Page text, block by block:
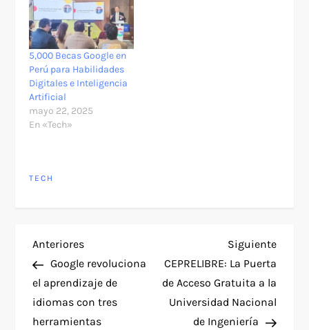
5,000 Becas Google en
Perú para Habilidades
Digitales e Inteligencia
Artificial
mayo 22, 2025
En «Tech»
TECH
N
a
v
Entrada
anterior
Anteriores
Google revoluciona
el aprendizaje de
idiomas con tres
herramientas
Siguiente
CEPRELIBRE: La Puerta
de Acceso Gratuita a la
Universidad Nacional
de Ingeniería